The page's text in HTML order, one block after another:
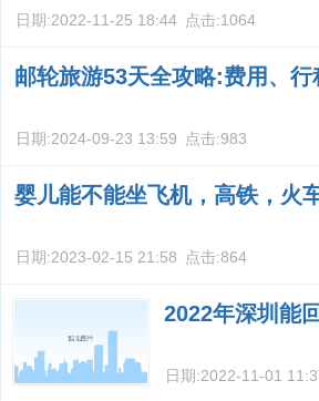
日期:2022-11-25 18:44 点击:1064
邮轮旅游53天全攻略:费用、
日期:2024-09-23 13:59 点击:983
婴儿能不能坐飞机，高铁，火
日期:2023-02-15 21:58 点击:864
2022年深圳能
日期:2022-11-01